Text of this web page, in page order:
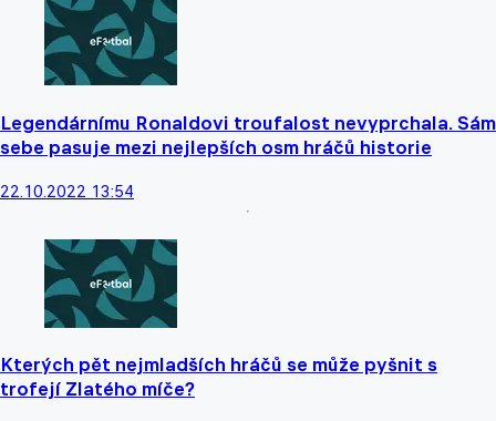
Legendárnímu Ronaldovi troufalost nevyprchala. Sám
sebe pasuje mezi nejlepších osm hráčů historie
22.10.2022 13:54
Kterých pět nejmladších hráčů se může pyšnit s
trofejí Zlatého míče?